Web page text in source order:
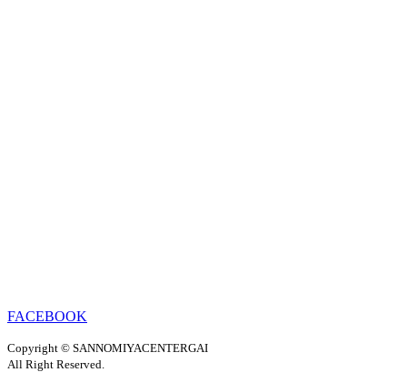
FACEBOOK
Copyright © SANNOMIYACENTERGAI
All Right Reserved.